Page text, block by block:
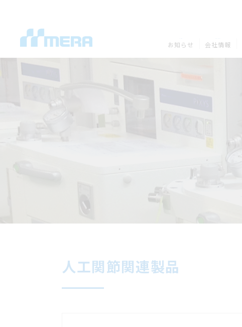
お知らせ 会社情報
人工関節関連製品